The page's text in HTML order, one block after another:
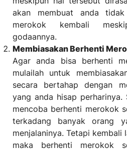
akan membuat anda
merokok kembali
godaannya.
Membiasakan Berhenti
Agar anda bisa berhenti
mulailah untuk
secara bertahap dengan
yang anda hisap
mencoba berhenti merokok
terkadang banyak orang
menjalaninya. Tetapi
maka berhenti merokok